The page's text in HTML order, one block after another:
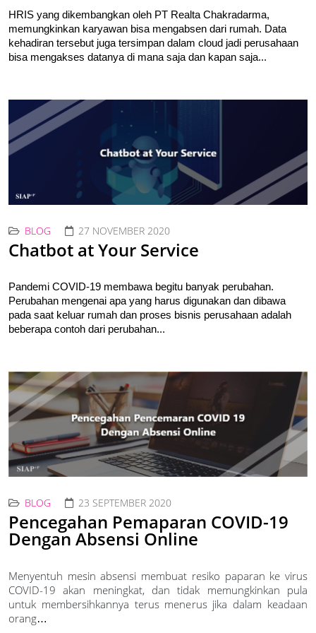
HRIS yang dikembangkan oleh PT Realta Chakradarma,
memungkinkan karyawan bisa mengabsen dari rumah. Data
kehadiran tersebut juga tersimpan dalam cloud jadi perusahaan
bisa mengakses datanya di mana saja dan kapan saja...
BLOG 27 NOVEMBER 2020
Chatbot at Your Service
Pandemi COVID-19 membawa begitu banyak perubahan.
Perubahan mengenai apa yang harus digunakan dan dibawa
pada saat keluar rumah dan proses bisnis perusahaan adalah
beberapa contoh dari perubahan...
BLOG 23 SEPTEMBER 2020
Pencegahan Pemaparan COVID-19
Dengan Absensi Online
Menyentuh mesin absensi membuat resiko paparan ke virus
COVID-19 akan meningkat, dan tidak memungkinkan pula
untuk membersihkannya terus menerus jika dalam keadaan
orang…